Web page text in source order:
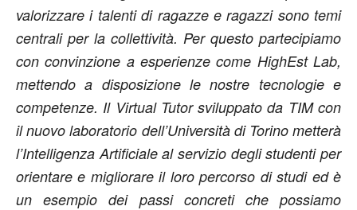
valorizzare i talenti di ragazze e ragazzi sono temi
centrali per la collettività. Per questo partecipiamo
con convinzione a esperienze come HighEst Lab,
mettendo a disposizione le nostre tecnologie e
competenze. Il Virtual Tutor sviluppato da TIM con
il nuovo laboratorio dell’Università di Torino metterà
l’Intelligenza Artificiale al servizio degli studenti per
orientare e migliorare il loro percorso di studi ed è
un esempio dei passi concreti che possiamo